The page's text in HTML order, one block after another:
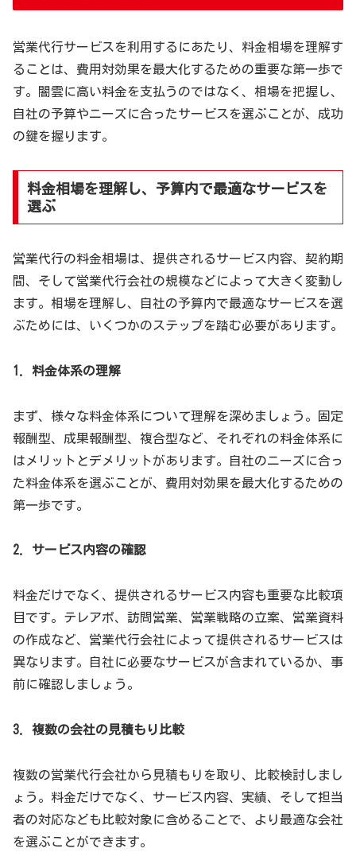
営業代行サービスを利用するにあたり、料金相場を理解す
ることは、費用対効果を最大化するための重要な第一歩で
す。闇雲に高い料金を支払うのではなく、相場を把握し、
自社の予算やニーズに合ったサービスを選ぶことが、成功
の鍵を握ります。
料金相場を理解し、予算内で最適なサービスを
選ぶ
営業代行の料金相場は、提供されるサービス内容、契約期
間、そして営業代行会社の規模などによって大きく変動し
ます。相場を理解し、自社の予算内で最適なサービスを選
ぶためには、いくつかのステップを踏む必要があります。
1. 料金体系の理解
まず、様々な料金体系について理解を深めましょう。固定
報酬型、成果報酬型、複合型など、それぞれの料金体系に
はメリットとデメリットがあります。自社のニーズに合っ
た料金体系を選ぶことが、費用対効果を最大化するための
第一歩です。
2. サービス内容の確認
料金だけでなく、提供されるサービス内容も重要な比較項
目です。テレアポ、訪問営業、営業戦略の立案、営業資料
の作成など、営業代行会社によって提供されるサービスは
異なります。自社に必要なサービスが含まれているか、事
前に確認しましょう。
3. 複数の会社の見積もり比較
複数の営業代行会社から見積もりを取り、比較検討しまし
ょう。料金だけでなく、サービス内容、実績、そして担当
者の対応なども比較対象に含めることで、より最適な会社
を選ぶことができます。